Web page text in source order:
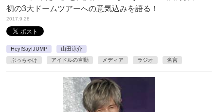
初の3大ドームツアーへの意気込みを語る！
2017.9.28
Hey!Say!JUMP
山田涼介
ぶっちゃけ
アイドルの言動 メディア ラジオ 名言